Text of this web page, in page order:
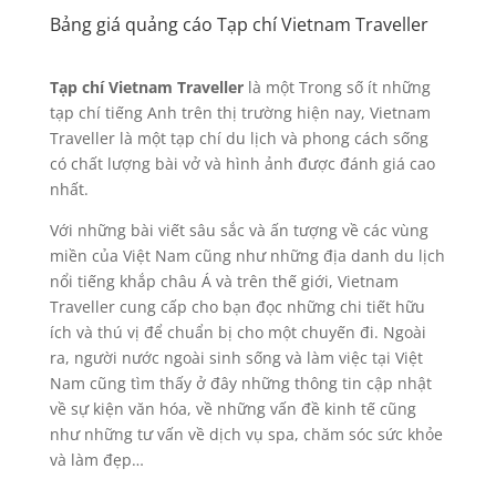
Bảng giá quảng cáo Tạp chí Vietnam Traveller
Tạp chí Vietnam Traveller là một Trong số ít những
tạp chí tiếng Anh trên thị trường hiện nay, Vietnam
Traveller là một tạp chí du lịch và phong cách sống
có chất lượng bài vở và hình ảnh được đánh giá cao
nhất.
Với những bài viết sâu sắc và ấn tượng về các vùng
miền của Việt Nam cũng như những địa danh du lịch
nổi tiếng khắp châu Á và trên thế giới, Vietnam
Traveller cung cấp cho bạn đọc những chi tiết hữu
ích và thú vị để chuẩn bị cho một chuyến đi. Ngoài
ra, người nước ngoài sinh sống và làm việc tại Việt
Nam cũng tìm thấy ở đây những thông tin cập nhật
về sự kiện văn hóa, về những vấn đề kinh tế cũng
như những tư vấn về dịch vụ spa, chăm sóc sức khỏe
và làm đẹp…